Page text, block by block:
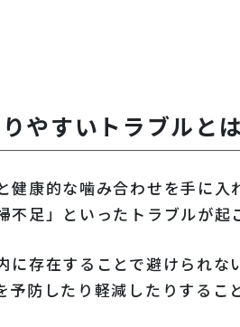
やすいトラブルとは
健康的な噛み合わせを手に
不足」といったトラブルが起
に存在することで避けられ
防したり軽減したりするこ